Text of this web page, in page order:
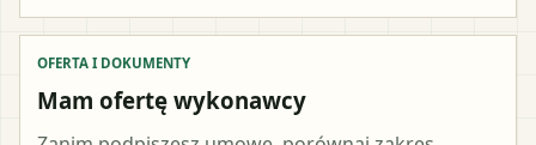
OFERTA I DOKUMENTY
Mam ofertę wykonawcy